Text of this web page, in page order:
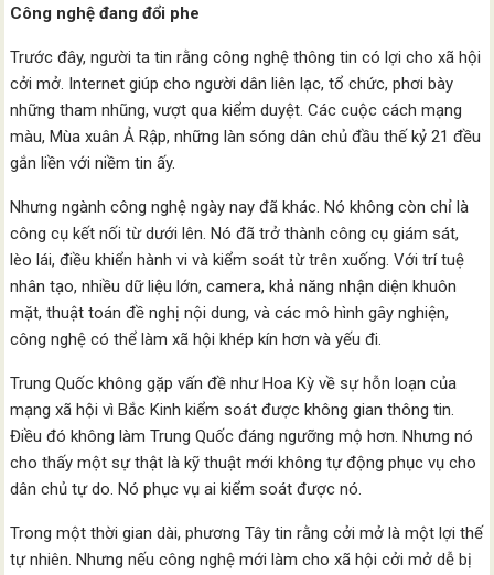
Công nghệ đang đổi phe
Trước đây, người ta tin rằng công nghệ thông tin có lợi cho xã hội
cởi mở. Internet giúp cho người dân liên lạc, tổ chức, phơi bày
những tham nhũng, vượt qua kiểm duyệt. Các cuộc cách mạng
màu, Mùa xuân Ả Rập, những làn sóng dân chủ đầu thế kỷ 21 đều
gắn liền với niềm tin ấy.
Nhưng ngành công nghệ ngày nay đã khác. Nó không còn chỉ là
công cụ kết nối từ dưới lên. Nó đã trở thành công cụ giám sát,
lèo lái, điều khiển hành vi và kiểm soát từ trên xuống. Với trí tuệ
nhân tạo, nhiều dữ liệu lớn, camera, khả năng nhận diện khuôn
mặt, thuật toán đề nghị nội dung, và các mô hình gây nghiện,
công nghệ có thể làm xã hội khép kín hơn và yếu đi.
Trung Quốc không gặp vấn đề như Hoa Kỳ về sự hỗn loạn của
mạng xã hội vì Bắc Kinh kiểm soát được không gian thông tin.
Điều đó không làm Trung Quốc đáng ngưỡng mộ hơn. Nhưng nó
cho thấy một sự thật là kỹ thuật mới không tự động phục vụ cho
dân chủ tự do. Nó phục vụ ai kiểm soát được nó.
Trong một thời gian dài, phương Tây tin rằng cởi mở là một lợi thế
tự nhiên. Nhưng nếu công nghệ mới làm cho xã hội cởi mở dễ bị